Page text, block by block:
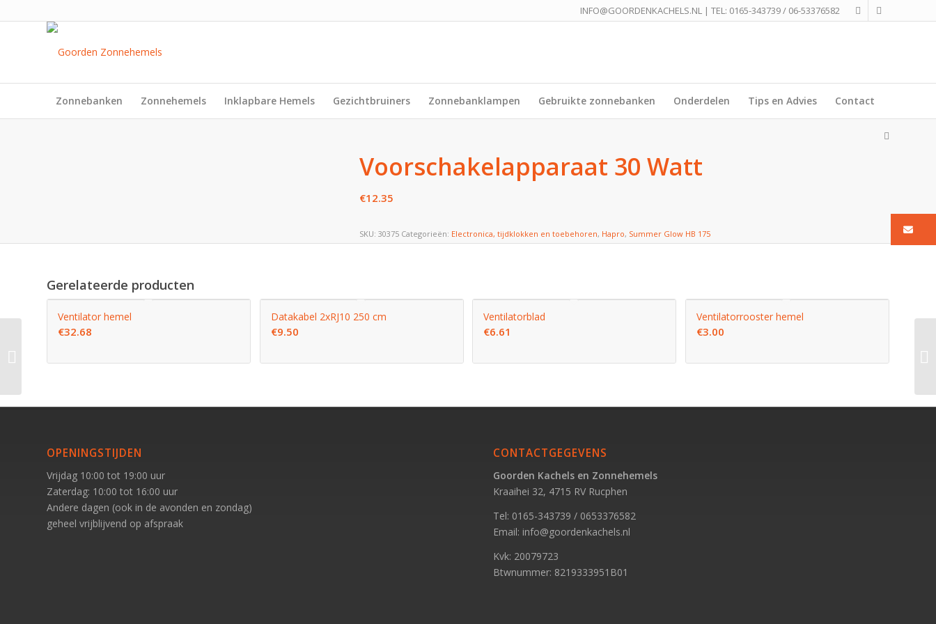
INFO@GOORDENKACHELS.NL | TEL: 0165-343739/ 06-53376582
Zonnebanken Zonnehemels Inklapbare Hemels Gezichtbruiners Zonnebanklampen Gebruikte zonnebanken Onderdelen Tips en Advies Contact
Voorschakelapparaat 30 Watt
€12.35
SKU:30375 Categorieën: Electronica, tijdklokken en toebehoren, Hapro, Summer Glow HB 175
Gerelateerde producten
Ventilator hemel
€32.68
Datakabel 2xRJ10 250 cm
€9.50
Ventilatorblad
€6.61
Ventilatorrooster hemel
€3.00
OPENINGSTIJDEN
Vrijdag 10:00 tot 19:00 uur
Zaterdag: 10:00 tot 16:00 uur
Andere dagen (ook in de avonden en zondag)
geheel vrijblijvend op afspraak
CONTACTGEGEVENS
Goorden Kachels en Zonnehemels
Kraaihei 32, 4715 RV Rucphen
Tel: 0165-343739 / 0653376582
Email: info@goordenkachels.nl
Kvk: 20079723
Btwnummer: 8219333951B01